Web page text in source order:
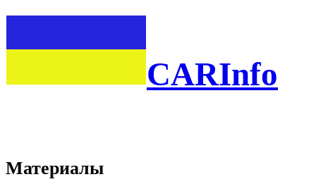
CARInfo
Материалы